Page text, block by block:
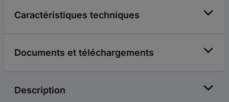
Caractéristiques techniques
Documents et téléchargements
Description